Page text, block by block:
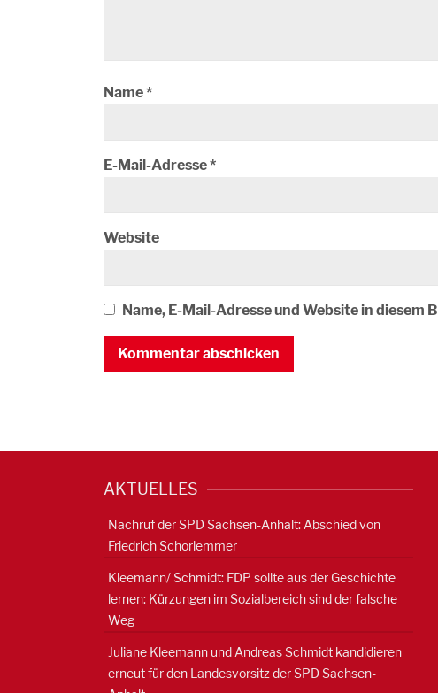
Name*
E-Mail-Adresse*
Website
Name, E-Mail-Adresse und Website in
AKTUELLES
Nachruf der SPD Sachsen-Anhalt: Abschied von
Friedrich Schorlemmer
Kleemann/ Schmidt: FDP sollte aus der Geschichte
lernen: Kürzungen im Sozialbereich sind der falsche
Weg
Juliane Kleemann und Andreas Schmidt kandidieren
erneut für den Landesvorsitz der SPD Sachsen-